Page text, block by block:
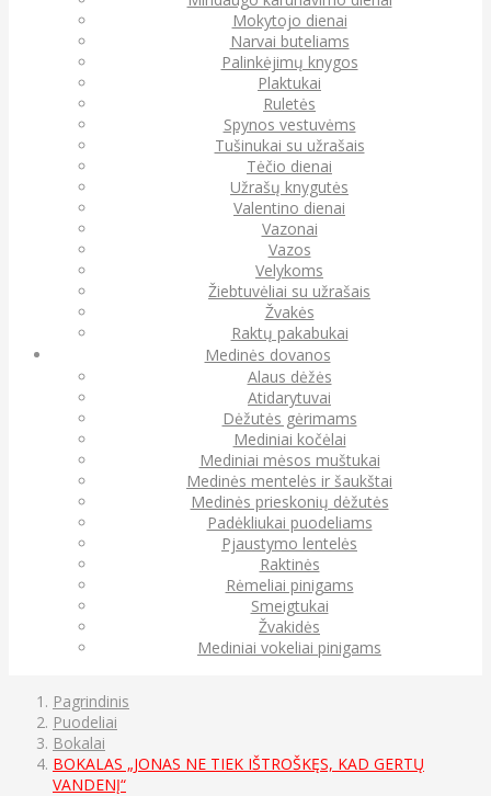
Mokytojo dienai
Narvai buteliams
Palinkėjimų knygos
Plaktukai
Ruletės
Spynos vestuvėms
Tušinukai su užrašais
Tėčio dienai
Užrašų knygutės
Valentino dienai
Vazonai
Vazos
Velykoms
Žiebtuvėliai su užrašais
Žvakės
Raktų pakabukai
Medinės dovanos
Alaus dėžės
Atidarytuvai
Dėžutės gėrimams
Mediniai kočėlai
Mediniai mėsos muštukai
Medinės mentelės ir šaukštai
Medinės prieskonių dėžutės
Padėkliukai puodeliams
Pjaustymo lentelės
Raktinės
Rėmeliai pinigams
Smeigtukai
Žvakidės
Mediniai vokeliai pinigams
Pagrindinis
Puodeliai
Bokalai
BOKALAS „JONAS NE TIEK IŠTROŠKĘS, KAD GERTŲ
VANDENĮ“